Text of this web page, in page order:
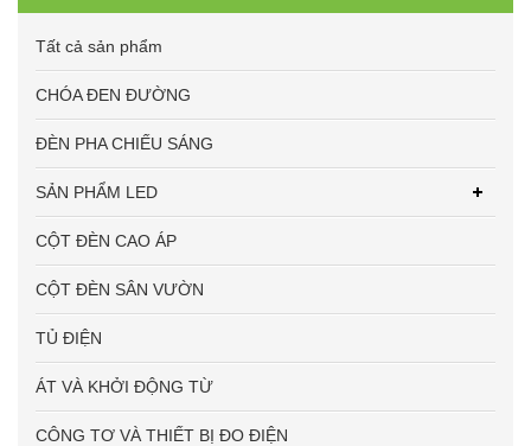
Tất cả sản phẩm
CHÓA ĐEN ĐƯỜNG
ĐÈN PHA CHIẾU SÁNG
SẢN PHẨM LED
CỘT ĐÈN CAO ÁP
CỘT ĐÈN SÂN VƯỜN
TỦ ĐIỆN
ÁT VÀ KHỞI ĐỘNG TỪ
CÔNG TƠ VÀ THIẾT BỊ ĐO ĐIỆN